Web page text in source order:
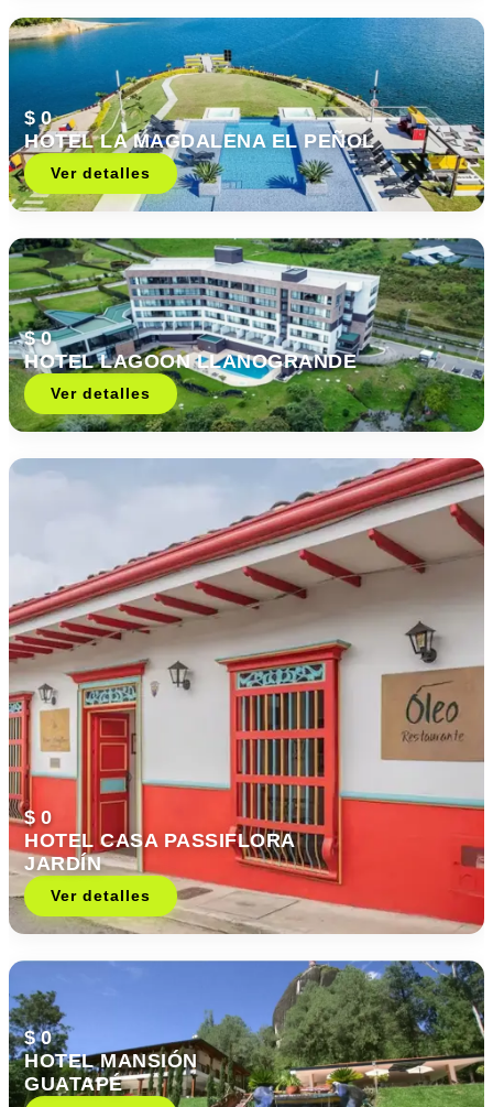
$ 0
HOTEL LA MAGDALENA EL PEÑOL
Ver detalles
$ 0
HOTEL LAGOON LLANOGRANDE
Ver detalles
$ 0
HOTEL CASA PASSIFLORA
JARDÍN
Ver detalles
$ 0
HOTEL MANSIÓN
GUATAPÉ